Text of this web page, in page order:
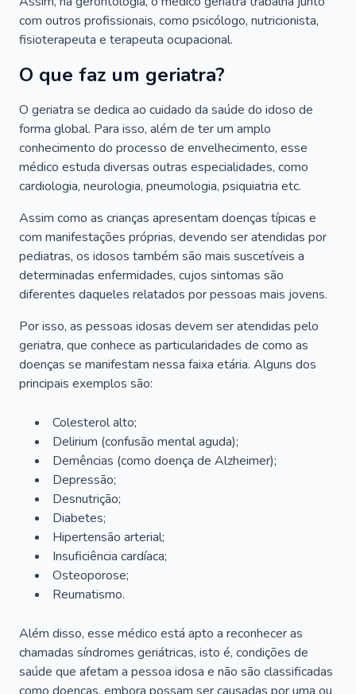
com outros profissionais, como psicólogo, nutricionista,
fisioterapeuta e terapeuta ocupacional.
O que faz um geriatra?
O geriatra se dedica ao cuidado da saúde do idoso de
forma global. Para isso, além de ter um amplo
conhecimento do processo de envelhecimento, esse
médico estuda diversas outras especialidades, como
cardiologia, neurologia, pneumologia, psiquiatria etc.
Assim como as crianças apresentam doenças típicas e
com manifestações próprias, devendo ser atendidas por
pediatras, os idosos também são mais suscetíveis a
determinadas enfermidades, cujos sintomas são
diferentes daqueles relatados por pessoas mais jovens.
Por isso, as pessoas idosas devem ser atendidas pelo
geriatra, que conhece as particularidades de como as
doenças se manifestam nessa faixa etária. Alguns dos
principais exemplos são:
Colesterol alto;
Delirium (confusão mental aguda);
Demências (como doença de Alzheimer);
Depressão;
Desnutrição;
Diabetes;
Hipertensão arterial;
Insuficiência cardíaca;
Osteoporose;
Reumatismo.
Além disso, esse médico está apto a reconhecer as
chamadas síndromes geriátricas, isto é, condições de
saúde que afetam a pessoa idosa e não são classificadas